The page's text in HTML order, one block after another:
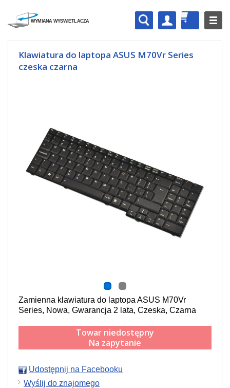
Klawiatura do laptopa ASUS M70Vr Series
czeska czarna
Zamienna klawiatura do laptopa ASUS M70Vr
Series, Nowa, Gwarancja 2 lata, Czeska, Czarna
Towar niedostępny
Na zapytanie
Udostępnij na Facebooku
Wyślij do znajomego